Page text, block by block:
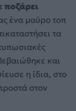
ποζάρει
ένα μαύρο τοπ
τα
και
η ίδια, στο
στον